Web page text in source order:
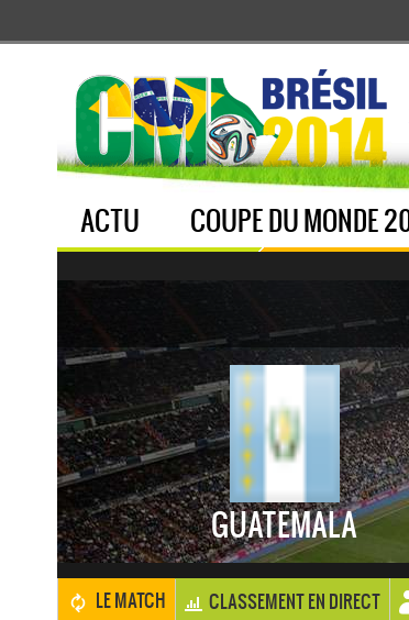
ACTU COUPE DU MONDE
GUATEMALA
LE MATCH CLASSEMENT EN DIRECT